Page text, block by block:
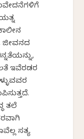
ಜೀವನದ
ಇವೆರಡರ
ತಲೆ
ಸತ್ಯ